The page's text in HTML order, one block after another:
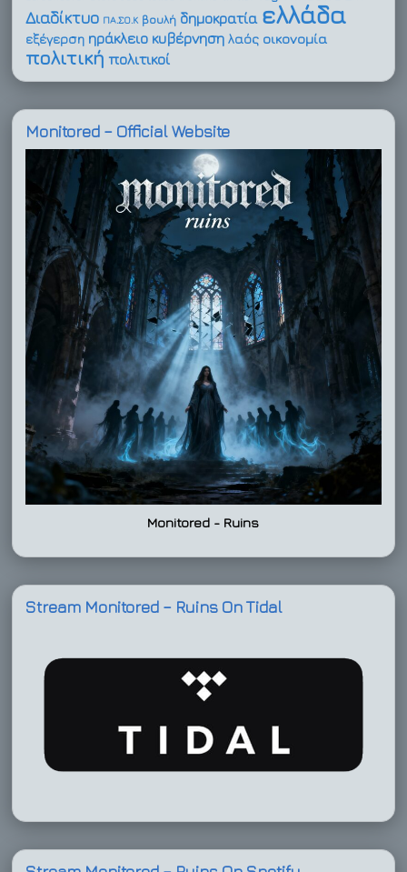
Διαδίκτυο ΠΑ.ΣΟ.Κ βουλή δημοκρατία ελλάδα
εξέγερση ηράκλειο κυβέρνηση λαός οικονομία
πολιτική πολιτικοί
Monitored – Official Website
Monitored - Ruins
Stream Monitored – Ruins On Tidal